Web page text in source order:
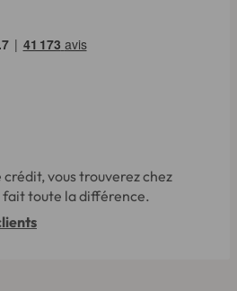
vous trouverez chez
fait toute la différence.